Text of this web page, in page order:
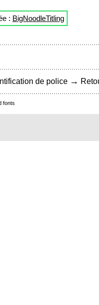
: BigNoodleTitling
de police →
fonts